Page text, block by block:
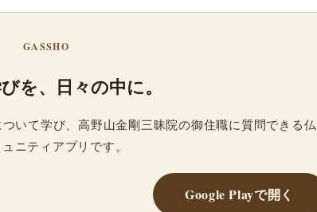
GASSHO
を、日々の中に。
いて学び、高野山金剛三昧院の御住職に質問できる仏
ニティアプリです。
Google Playで開く